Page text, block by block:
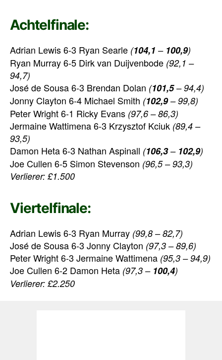
Achtelfinale:
Adrian Lewis 6-3 Ryan Searle (104,1 – 100,9)
Ryan Murray 6-5 Dirk van Duijvenbode (92,1 –
94,7)
José de Sousa 6-3 Brendan Dolan (101,5– 94,4)
Jonny Clayton 6-4 Michael Smith (102,9– 99,8)
Peter Wright 6-1 Ricky Evans (97,6 – 86,3)
Jermaine Wattimena 6-3 Krzysztof Kciuk (89,4 –
93,5)
Damon Heta 6-3 Nathan Aspinall (106,3– 102,9)
Joe Cullen 6-5 Simon Stevenson (96,5 – 93,3)
Verlierer: £1.500
Viertelfinale:
Adrian Lewis 6-3 Ryan Murray (99,8 – 82,7)
José de Sousa 6-3 Jonny Clayton (97,3 – 89,6)
Peter Wright 6-3 Jermaine Wattimena (95,3 – 94,9)
Joe Cullen 6-2 Damon Heta (97,3 – 100,4)
Verlierer: £2.250